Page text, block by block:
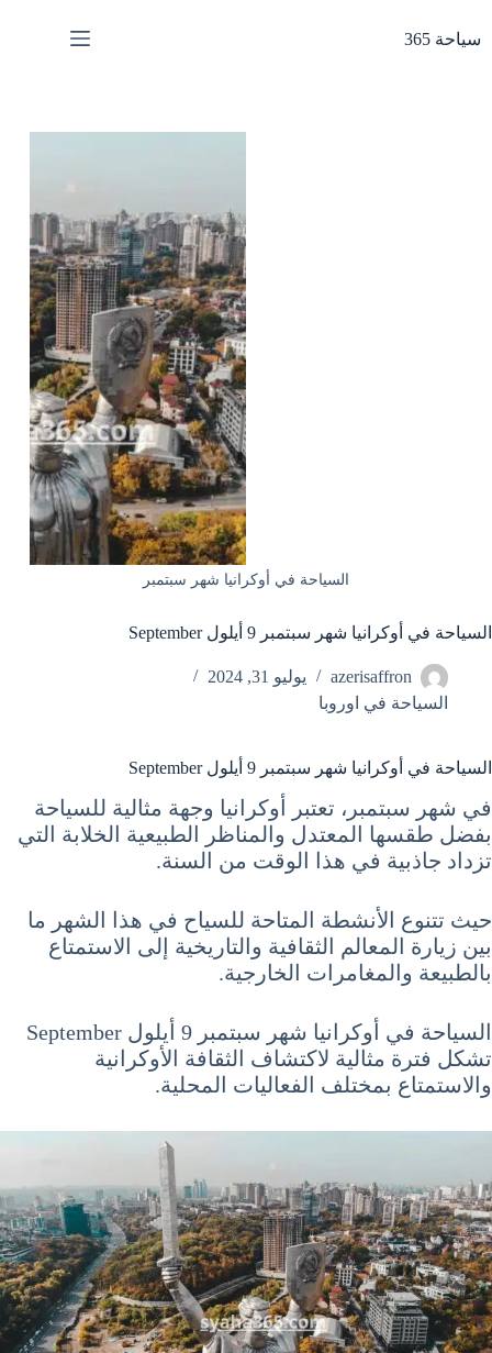
المحتوى
سياحة 365
السياحة في أوكرانيا شهر سبتمبر
السياحة في أوكرانيا شهر سبتمبر 9 أيلول September
azerisaffron
يوليو 31, 2024
السياحة في اوروبا
السياحة في أوكرانيا شهر سبتمبر 9 أيلول September
في شهر سبتمبر، تعتبر أوكرانيا وجهة مثالية للسياحة
بفضل طقسها المعتدل والمناظر الطبيعية الخلابة التي
تزداد جاذبية في هذا الوقت من السنة.
حيث تتنوع الأنشطة المتاحة للسياح في هذا الشهر ما
بين زيارة المعالم الثقافية والتاريخية إلى الاستمتاع
بالطبيعة والمغامرات الخارجية.
السياحة في أوكرانيا شهر سبتمبر 9 أيلول September
تشكل فترة مثالية لاكتشاف الثقافة الأوكرانية
والاستمتاع بمختلف الفعاليات المحلية.